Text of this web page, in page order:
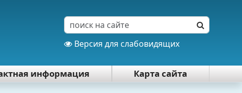
Версия для слабовидящих
информация Карта сайта